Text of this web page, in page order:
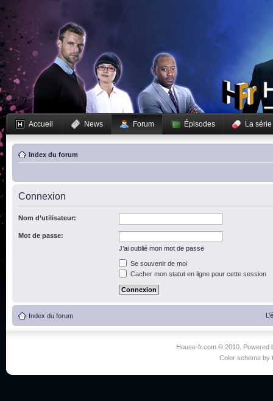
Accueil News Forum Épisodes La série
Index du forum
Connexion
Nom d’utilisateur:
Mot de passe:
J’ai oublié mon mot de passe
Se souvenir de moi
Cacher mon statut en ligne pour cette session
Index du forum
House-fr.com © 2010. Powered
Color scheme by